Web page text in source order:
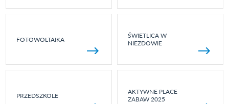
FOTOWOLTAIKA
ŚWIETLICA W
NIEZDOWIE
PRZEDSZKOLE
AKTYWNE PLACE
ZABAW 2025